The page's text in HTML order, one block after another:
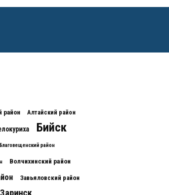
район Алтайский район
Бийск
Благовещенский район
Волчихинский район
Завьяловский район
Заринск